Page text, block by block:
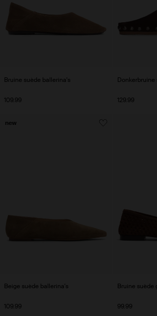
Bruine suède ballerina's
109.99 129.99
Beige suède ballerina's
109.99
new
Bruine suède
99.99